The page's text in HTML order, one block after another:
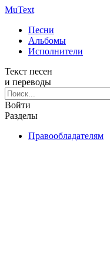
MuText
Песни
Альбомы
Исполнители
Текст песен
и переводы
Войти
Разделы
Правообладателям